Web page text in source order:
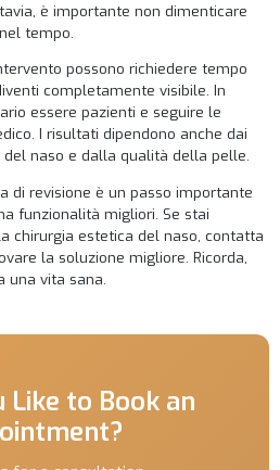
è importante non dimenticare
tempo.
possono richiedere tempo
completamente visibile. In
essere pazienti e seguire le
I risultati dipendono anche dai
naso e dalla qualità della pelle.
di revisione è un passo importante
funzionalità migliori. Se stai
chirurgia estetica del naso, contatta
la soluzione migliore. Ricorda,
una vita sana.
Like to Book an